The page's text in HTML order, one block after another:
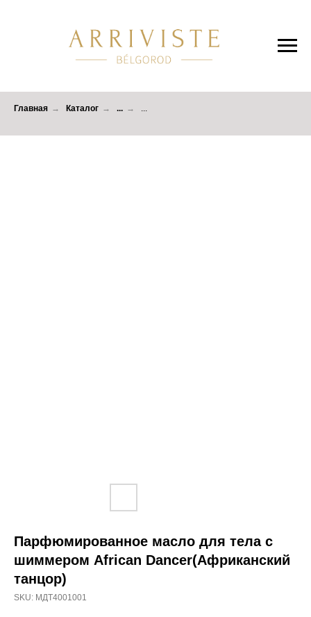
Главная → Каталог → ... →
Парфюмированное масло для тела с
шиммером African Dancer(Африканский
танцор)
SKU: МДТ4001001